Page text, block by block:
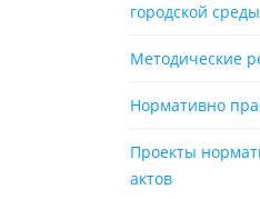
городской среды
Методические
Нормативно
Проекты
актов